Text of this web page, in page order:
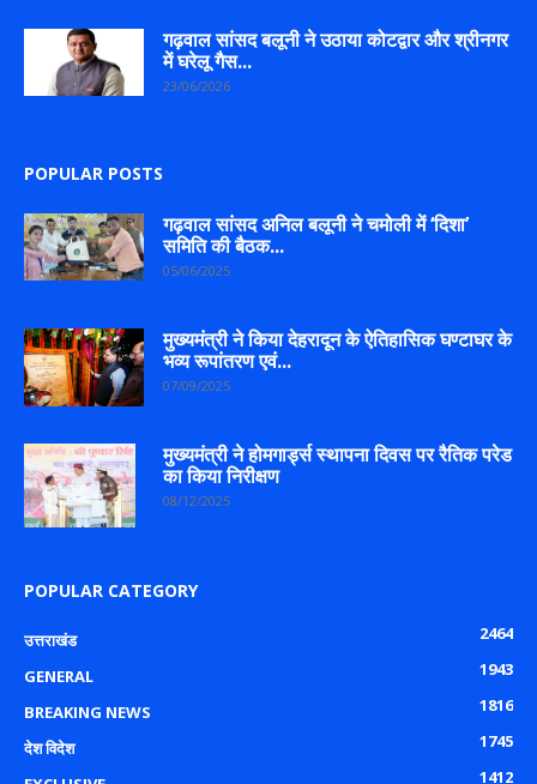
गढ़वाल सांसद बलूनी ने उठाया कोटद्वार और श्रीनगर
में घरेलू गैस...
23/06/2026
POPULAR POSTS
गढ़वाल सांसद अनिल बलूनी ने चमोली में ‘दिशा’
समिति की बैठक...
05/06/2025
मुख्यमंत्री ने किया देहरादून के ऐतिहासिक घण्टाघर के
भव्य रूपांतरण एवं...
07/09/2025
मुख्यमंत्री ने होमगार्ड्स स्थापना दिवस पर रैतिक परेड
का किया निरीक्षण
08/12/2025
POPULAR CATEGORY
उत्तराखंड
2464
GENERAL
1943
BREAKING NEWS
1816
देश विदेश
1745
1412